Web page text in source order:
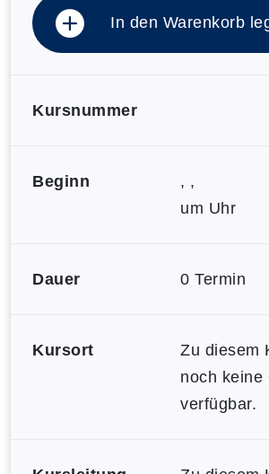
In den Warenkorb
Kursnummer
Beginn
, ,
um Uhr
Dauer 0 Termin
Kursort
Zu diesem
noch keine
verfügbar.